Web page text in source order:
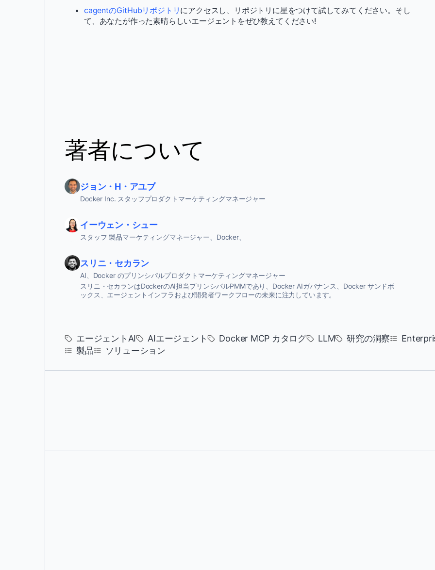
cagentのGitHubリポジトリ にアクセスし、リポジトリに星をつけて試してみてください。そし
て、あなたが作った素晴らしいエージェントをぜひ教えてください!
著者について
ジョン・H・アユブ
Docker Inc. スタッフプロダクトマーケティングマネージャー
イーウェン・シュー
スタッフ 製品マーケティングマネージャー、Docker、
スリニ・セカラン
AI、Docker のプリンシパルプロダクトマーケティングマネージャー
スリニ・セカランはDockerのAI担当プリンシパルPMMであり、Docker AIガバナンス、Docker サンドボ
ックス、エージェントインフラおよび開発者ワークフローの未来に注力しています。
エージェントAI AIエージェント Docker MCP カタログ LLM 研究の洞察
製品
ソリューション